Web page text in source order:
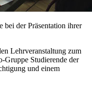
bei der Präsentation ihrer
Lehrveranstaltung zum
Gruppe Studierende der
und einem